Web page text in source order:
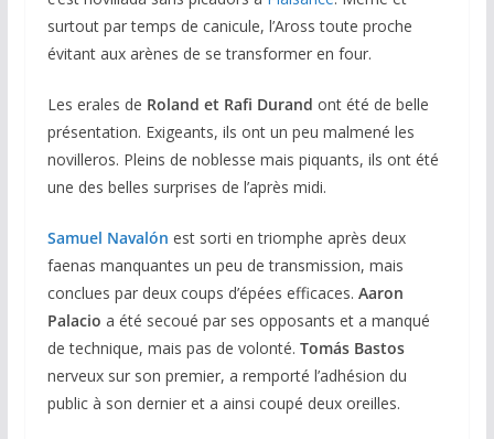
surtout par temps de canicule, l’Aross toute proche
évitant aux arènes de se transformer en four.
Les erales de Roland et Rafi Durand ont été de belle
présentation. Exigeants, ils ont un peu malmené les
novilleros. Pleins de noblesse mais piquants, ils ont été
une des belles surprises de l’après midi.
Samuel Navalón est sorti en triomphe après deux
faenas manquantes un peu de transmission, mais
conclues par deux coups d’épées efficaces. Aaron
Palacio a été secoué par ses opposants et a manqué
de technique, mais pas de volonté. Tomás Bastos
nerveux sur son premier, a remporté l’adhésion du
public à son dernier et a ainsi coupé deux oreilles.